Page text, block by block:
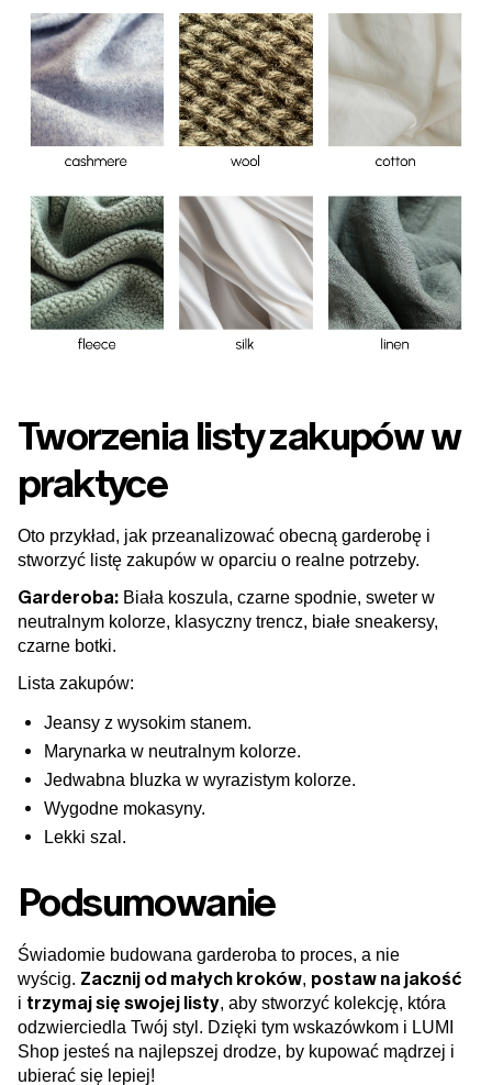
Tworzenia listy zakupów w
praktyce
Oto przykład, jak przeanalizować obecną garderobę i
stworzyć listę zakupów w oparciu o realne potrzeby.
Garderoba: Biała koszula, czarne spodnie, sweter w
neutralnym kolorze, klasyczny trencz, białe sneakersy,
czarne botki.
Lista zakupów:
Jeansy z wysokim stanem.
Marynarka w neutralnym kolorze.
Jedwabna bluzka w wyrazistym kolorze.
Wygodne mokasyny.
Lekki szal.
Podsumowanie
Świadomie budowana garderoba to proces, a nie
wyścig. Zacznij od małych kroków, postaw na jakość
i trzymaj się swojej listy, aby stworzyć kolekcję, która
odzwierciedla Twój styl. Dzięki tym wskazówkom i LUMI
Shop jesteś na najlepszej drodze, by kupować mądrzej i
ubierać się lepiej!